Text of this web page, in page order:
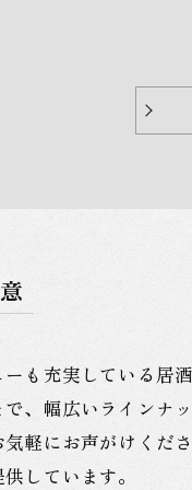
も充実している
、幅広いライン
軽にお声がけく
しています。